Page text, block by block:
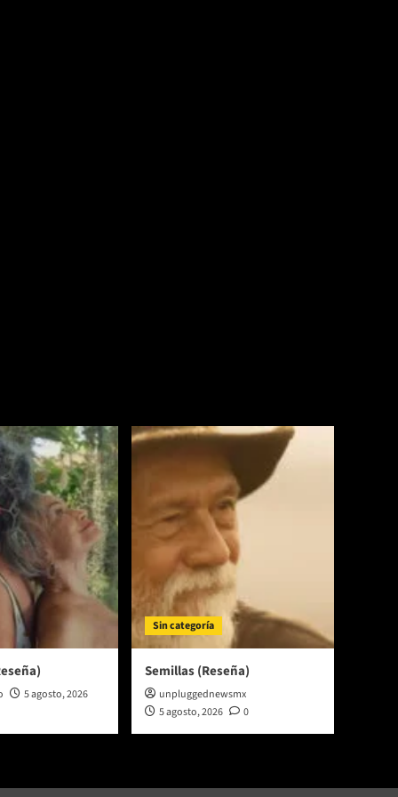
5 agosto, 2026
Sin categoría
Semillas (Reseña)
unpluggednewsmx
5 agosto, 2026
0